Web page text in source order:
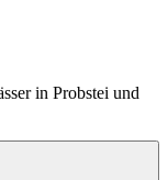
in Probstei und